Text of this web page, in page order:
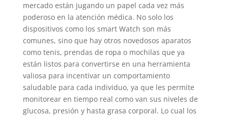
mercado están jugando un papel cada vez más
poderoso en la atención médica. No solo los
dispositivos como los smart Watch son más
comunes, sino que hay otros novedosos aparatos
como tenis, prendas de ropa o mochilas que ya
están listos para convertirse en una herramienta
valiosa para incentivar un comportamiento
saludable para cada individuo, ya que les permite
monitorear en tiempo real como van sus niveles de
glucosa, presión y hasta grasa corporal. Lo cual los